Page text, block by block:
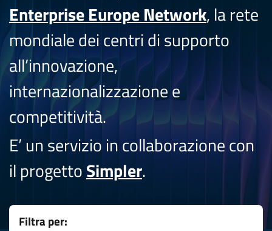
Enterprise Europe Network, la rete
mondiale dei centri di supporto
all’innovazione,
internazionalizzazione e
competitività.
E’ un servizio in collaborazione con
il progettoSimpler.
Filtra per: